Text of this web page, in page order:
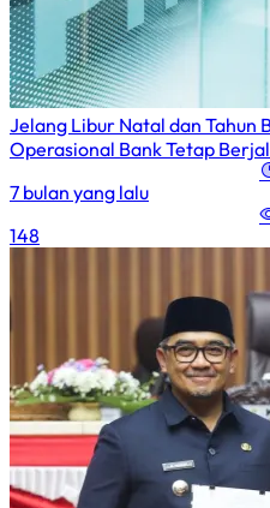
Jelang Libur Natal dan Tahun
Operasional Bank Tetap
7 bulan yang lalu
148